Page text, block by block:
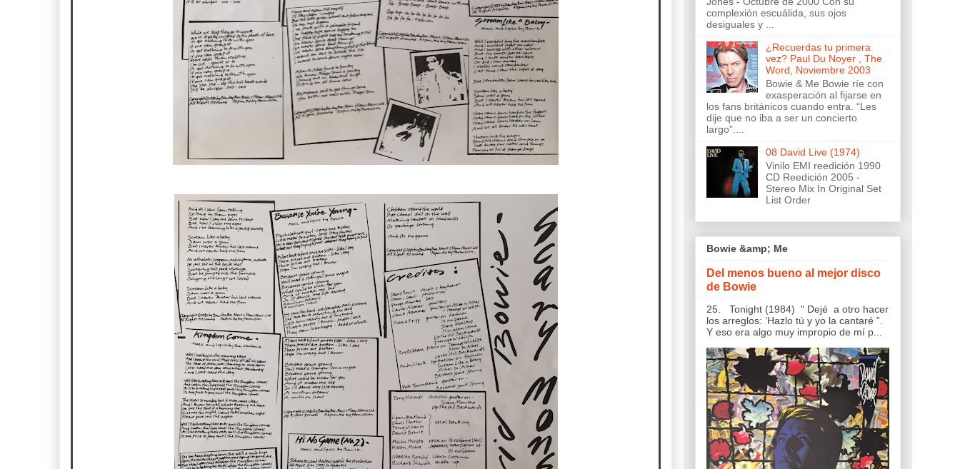
complexión escuálida, sus ojos
desiguales y ...
¿Recuerdas tu primera
vez? Paul Du Noyer , The
Word, Noviembre 2003
Bowie & Me Bowie ríe con
exasperación al fijarse en
los fans británicos cuando entra. “Les
dije que no iba a ser un concierto
largo”....
08 David Live (1974)
Vinilo EMI reedición 1990
CD Reedición 2005 -
Stereo Mix In Original Set
List Order
Bowie &amp; Me
Del menos bueno al mejor disco
de Bowie
25. Tonight (1984) " Dejé a otro hacer
los arreglos: ‘Hazlo tú y yo la cantaré ”.
Y eso era algo muy impropio de mí p...